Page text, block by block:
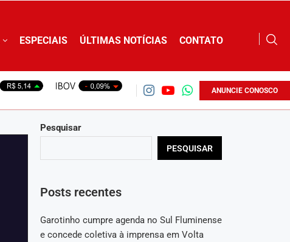
ESPECIAIS ÚLTIMAS NOTÍCIAS CONTATO
ANUNCIE CONOSCO
Pesquisar
PESQUISAR
Posts recentes
Garotinho cumpre agenda no Sul Fluminense
e concede coletiva à imprensa em Volta